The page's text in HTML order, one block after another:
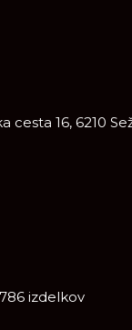
cesta 16, 6210
izdelkov